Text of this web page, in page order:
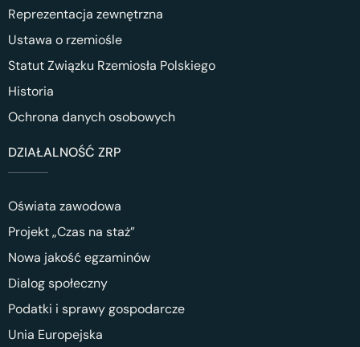
Reprezentacja zewnętrzna
Ustawa o rzemiośle
Statut Związku Rzemiosła Polskiego
Historia
Ochrona danych osobowych
DZIAŁALNOŚĆ ZRP
Oświata zawodowa
Projekt „Czas na staż”
Nowa jakość egzaminów
Dialog społeczny
Podatki i sprawy gospodarcze
Unia Europejska